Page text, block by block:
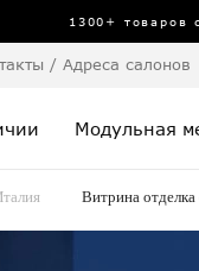
1300+ товаров
/ Адреса салонов
Модульная
Витрина